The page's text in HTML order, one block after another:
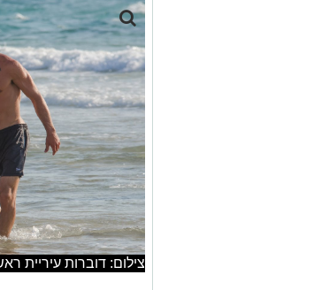
צילום: דוברות עיריית